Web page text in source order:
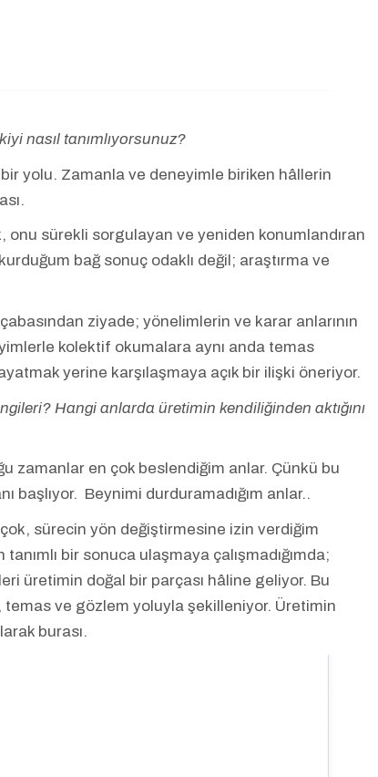
nasıl tanımlıyorsunuz?
yolu. Zamanla ve deneyimle biriken hâllerin
sürekli sorgulayan ve yeniden konumlandıran
bağ sonuç odaklı değil; araştırma ve
ziyade; yönelimlerin ve karar anlarının
kolektif okumalara aynı anda temas
yerine karşılaşmaya açık bir ilişki öneriyor.
Hangi anlarda üretimin kendiliğinden aktığını
zamanlar en çok beslendiğim anlar. Çünkü bu
başlıyor. Beynimi durduramadığım anlar..
sürecin yön değiştirmesine izin verdiğim
bir sonuca ulaşmaya çalışmadığımda;
üretimin doğal bir parçası hâline geliyor. Bu
ve gözlem yoluyla şekilleniyor. Üretimin
burası.